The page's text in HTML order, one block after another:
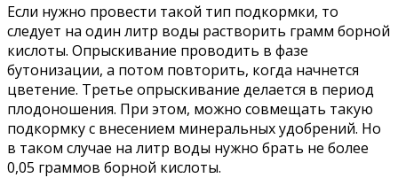
Если нужно провести такой тип подкормки, то
следует на один литр воды растворить грамм борной
кислоты. Опрыскивание проводить в фазе
бутонизации, а потом повторить, когда начнется
цветение. Третье опрыскивание делается в период
плодоношения. При этом, можно совмещать такую
подкормку с внесением минеральных удобрений. Но
в таком случае на литр воды нужно брать не более
0,05 граммов борной кислоты.